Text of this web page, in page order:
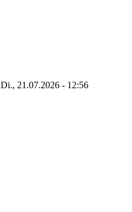
Di., 21.07.2026 - 12:56